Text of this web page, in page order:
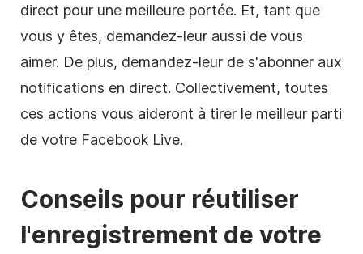
direct pour une meilleure portée. Et, tant que
vous y êtes, demandez-leur aussi de vous
aimer. De plus, demandez-leur de s'abonner aux
notifications en direct. Collectivement, toutes
ces actions vous aideront à tirer le meilleur parti
de votre Facebook Live.
Conseils pour réutiliser
l'enregistrement de votre